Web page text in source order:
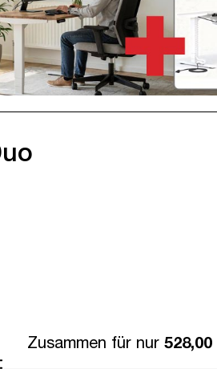
Zusammen für nur 528,00